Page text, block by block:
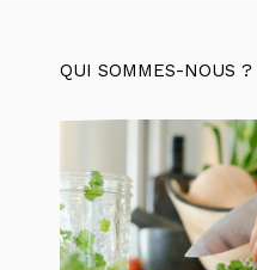
QUI SOMMES-NOUS ?